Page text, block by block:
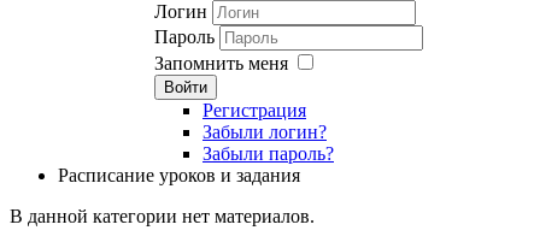
Логин
Пароль
Запомнить меня
Войти
Регистрация
Забыли логин?
Забыли пароль?
Расписание уроков и задания
В данной категории нет материалов.